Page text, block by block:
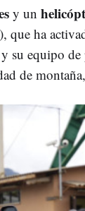
y un
), que ha
y su equipo de
de